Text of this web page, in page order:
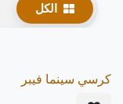
الكل
كرسي سينما فيبر